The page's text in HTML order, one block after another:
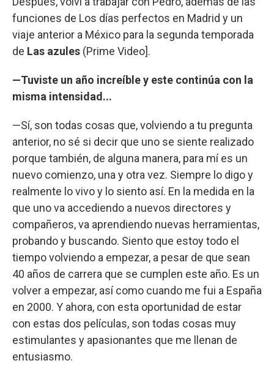
funciones de Los días perfectos en Madrid y un
viaje anterior a México para la segunda temporada
de Las azules (Prime Video].
—Tuviste un año increíble y este continúa con la
misma intensidad...
—Sí, son todas cosas que, volviendo a tu pregunta
anterior, no sé si decir que uno se siente realizado
porque también, de alguna manera, para mí es un
nuevo comienzo, una y otra vez. Siempre lo digo y
realmente lo vivo y lo siento así. En la medida en la
que uno va accediendo a nuevos directores y
compañeros, va aprendiendo nuevas herramientas,
probando y buscando. Siento que estoy todo el
tiempo volviendo a empezar, a pesar de que sean
40 años de carrera que se cumplen este año. Es un
volver a empezar, así como cuando me fui a España
en 2000. Y ahora, con esta oportunidad de estar
con estas dos películas, son todas cosas muy
estimulantes y apasionantes que me llenan de
entusiasmo.